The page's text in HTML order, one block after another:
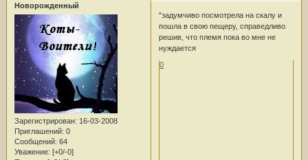
Новорожденный
Зарегистрирован: 16-03-2008
Приглашений: 0
Сообщений: 64
Уважение: [+0/-0]
"задумчиво посмотрела на скалу и
пошла в свою пещеру, справедливо
решив, что племя пока во мне не
нуждается
0